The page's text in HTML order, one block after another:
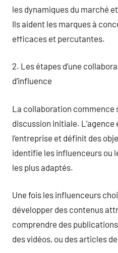
les dynamiques du marché
Ils aident les marques à
efficaces et percutantes.
2. Les étapes d’une
d’influence
La collaboration commence
discussion initiale.
l’entreprise et définit des
identifie les influenceurs ou
les plus adaptés.
Une fois les influenceurs
développer des contenus
comprendre des
des vidéos, ou des articles